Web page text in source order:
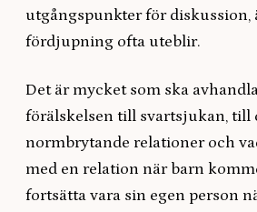
utgångspunkter för diskussion,
fördjupning ofta uteblir.
Det är mycket som ska
förälskelsen till svartsjukan, till
normbrytande relationer och
med en relation när barn
fortsätta vara sin egen person